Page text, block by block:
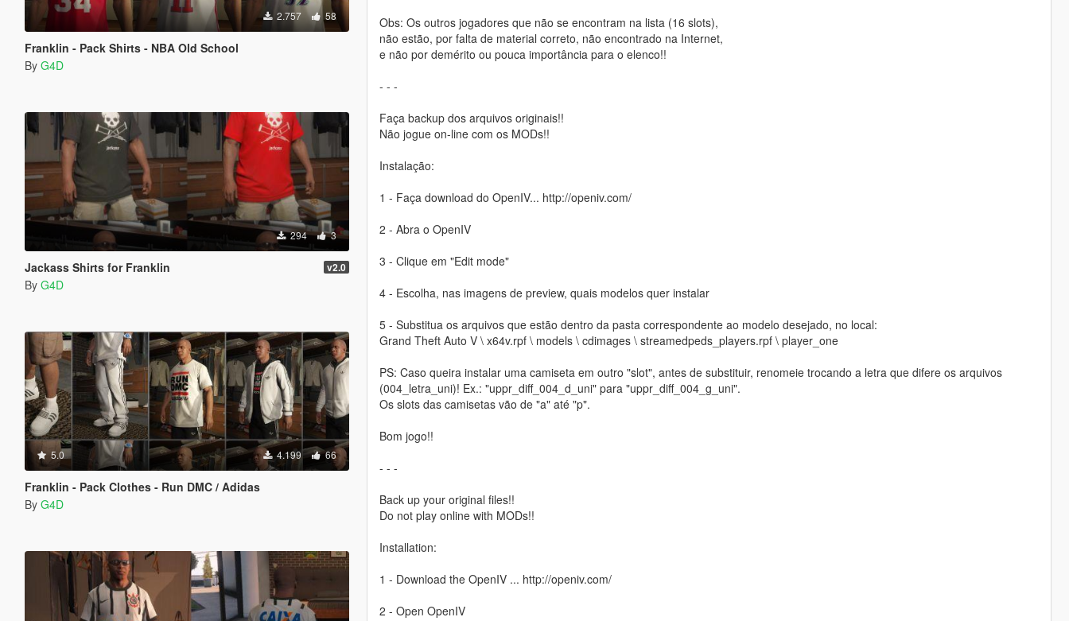
2.757 58
Franklin - Pack Shirts - NBA Old School
By G4D
294 3
Jackass Shirts for Franklin v2.0
By G4D
5.0 4.199 66
Franklin - Pack Clothes - Run DMC / Adidas
By G4D
Obs: Os outros jogadores que não se encontram na lista (16 slots),
não estão, por falta de material correto, não encontrado na Internet,
e não por demérito ou pouca importância para o elenco!!
- - -
Faça backup dos arquivos originais!!
Não jogue on-line com os MODs!!
Instalação:
1 - Faça download do OpenIV... http://openiv.com/
2 - Abra o OpenIV
3 - Clique em "Edit mode"
4 - Escolha, nas imagens de preview, quais modelos quer instalar
5 - Substitua os arquivos que estão dentro da pasta correspondente ao modelo desejado, no local:
Grand Theft Auto V \ x64v.rpf \ models \ cdimages \ streamedpeds_players.rpf \ player_one
PS: Caso queira instalar uma camiseta em outro "slot", antes de substituir, renomeie trocando a letra que difere os arquivos
(004_letra_uni)! Ex.: "uppr_diff_004_d_uni" para "uppr_diff_004_g_uni".
Os slots das camisetas vão de "a" até "p".
Bom jogo!!
- - -
Back up your original files!!
Do not play online with MODs!!
Installation:
1 - Download the OpenIV ... http://openiv.com/
2 - Open OpenIV